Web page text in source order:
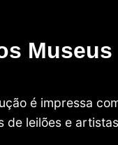
Museus
é impressa
de leilões e